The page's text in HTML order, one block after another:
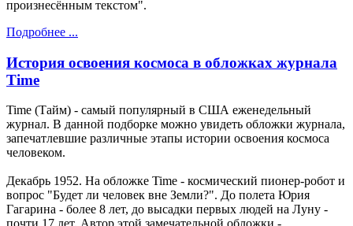
произнесённым текстом".
Подробнее ...
История освоения космоса в обложках журнала
Time
Time (Тайм) - самый популярный в США еженедельный
журнал. В данной подборке можно увидеть обложки журнала,
запечатлевшие различные этапы истории освоения космоса
человеком.
Декабрь 1952. На обложке Time - космический пионер-робот и
вопрос "Будет ли человек вне Земли?". До полета Юрия
Гагарина - более 8 лет, до высадки первых людей на Луну -